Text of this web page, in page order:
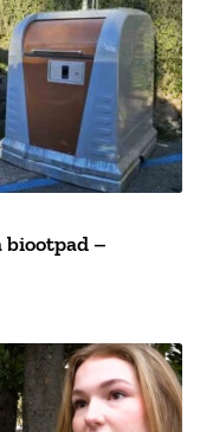
biootpad –